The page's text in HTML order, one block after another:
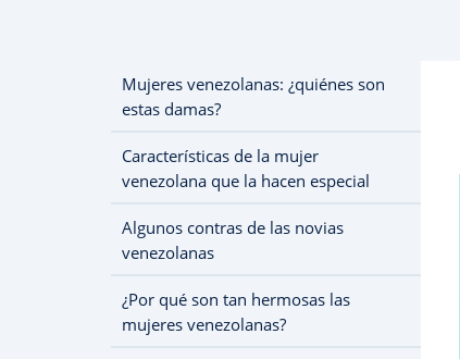
Mujeres venezolanas: ¿quiénes son
estas damas?
Características de la mujer
venezolana que la hacen especial
Algunos contras de las novias
venezolanas
¿Por qué son tan hermosas las
mujeres venezolanas?